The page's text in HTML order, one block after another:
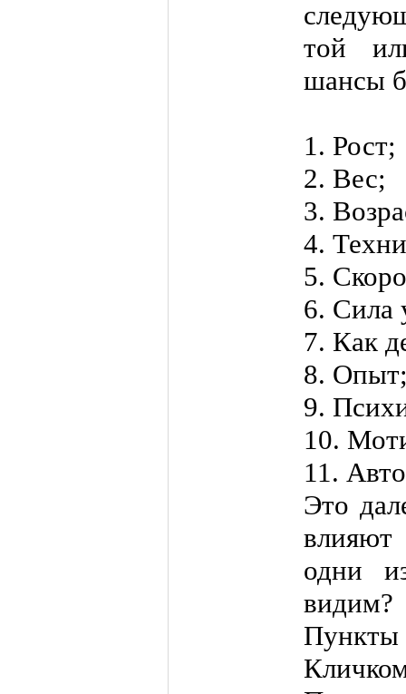
той
шансы
1. Рост;
2. Вес;
3.
4.
5.
6. Сила
7. Как
8.
9.
10.
11.
Это
одни
видим?